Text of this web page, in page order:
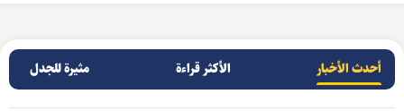
أحدث الأخبار الأکثر قراءة مثيرة للجدل